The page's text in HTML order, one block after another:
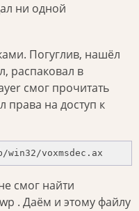
ни одной
Погуглив, нашёл
распаковал в
смог прочитать
права на доступ к
voxmsdec.ax
смог найти
. Даём и этому файлу